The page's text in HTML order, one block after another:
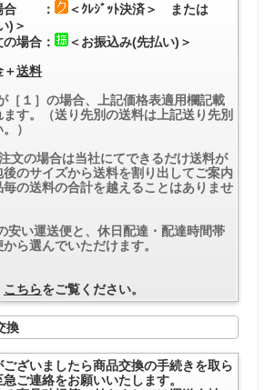
場合 ：
＜ｸﾚｼﾞｯﾄ決済＞ または
)＞
場合：
＜お振込み(先払い)＞
送料
［１］の場合、上記価格表適用欄記載
す。（送り先別の送料は上記送り先別
）
文の場合は当社にてできるだけ送料が
のサイズから送料を割り出してご案内
の送料の合計を越えることはありませ
安い運送便と、休日配達・配達時間帯
ら選んでいただけます。
こちらをご覧ください。
換
ざいましたら商品交換の手続きを取ら
ご連絡をお願いいたします。